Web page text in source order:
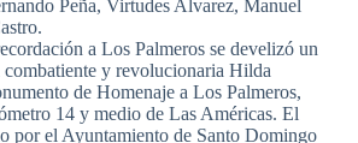
Peña, Virtudes Alvarez, Manuel
a Los Palmeros se develizó un
combatiente y revolucionaria Hilda
de Homenaje a Los Palmeros,
14 y medio de Las Américas. El
por el Ayuntamiento de Santo Domingo